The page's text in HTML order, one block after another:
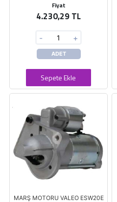
Fiyat
4.230,29 TL
- +
ADET
Sepete Ekle
MARŞ MOTORU VALEO ESW20E